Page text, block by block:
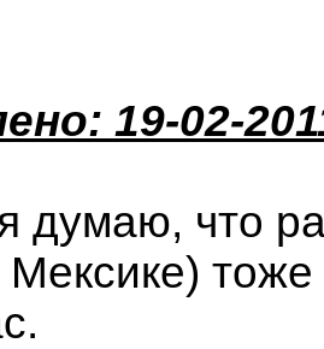
19-02-
думаю, что